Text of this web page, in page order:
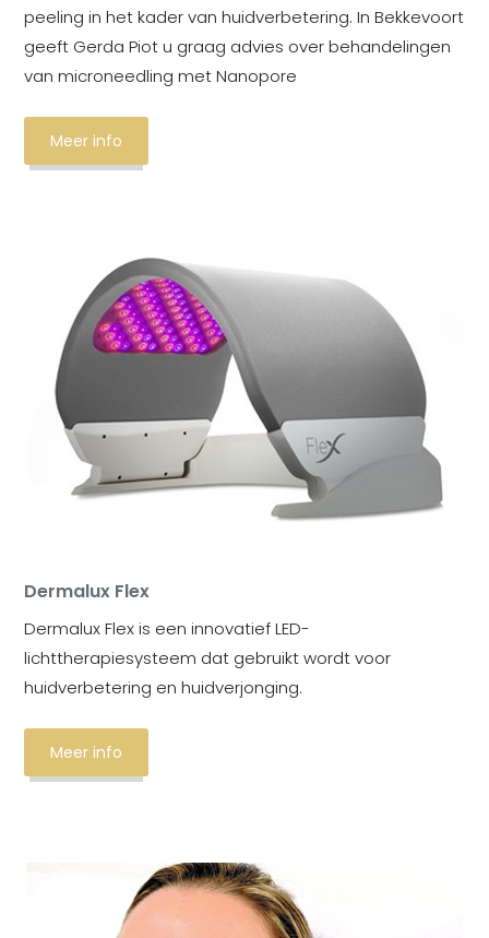
peeling in het kader van huidverbetering. In Bekkevoort
geeft Gerda Piot u graag advies over behandelingen
van microneedling met Nanopore
Meer info
Dermalux Flex
Dermalux Flex is een innovatief LED-
lichttherapiesysteem dat gebruikt wordt voor
huidverbetering en huidverjonging.
Meer info